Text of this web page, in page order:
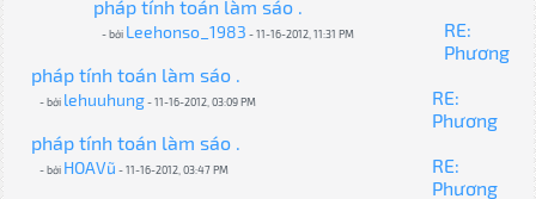
pháp tính toán làm sáo .
- bởi Leehonso_1983 - 11-16-2012, 11:31 PM
RE:
Phương
pháp tính toán làm sáo .
- bởi lehuuhung- 11-16-2012, 03:09 PM
RE:
Phương
pháp tính toán làm sáo .
- bởi HOAVũ - 11-16-2012, 03:47 PM
RE:
Phương